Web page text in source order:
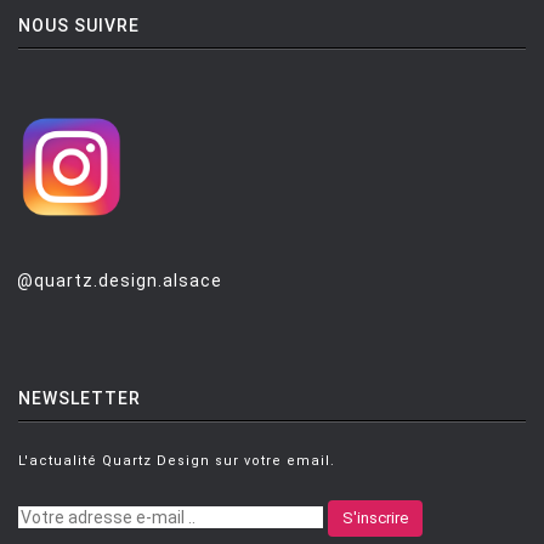
NOUS SUIVRE
@quartz.design.alsace
NEWSLETTER
L'actualité Quartz Design sur votre email.
S'inscrire